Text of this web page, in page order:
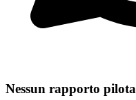
Nessun rapporto